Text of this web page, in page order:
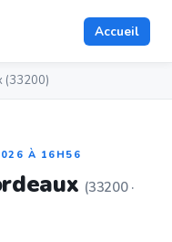
Accueil
(33200)
À 16H56
(33200 ·